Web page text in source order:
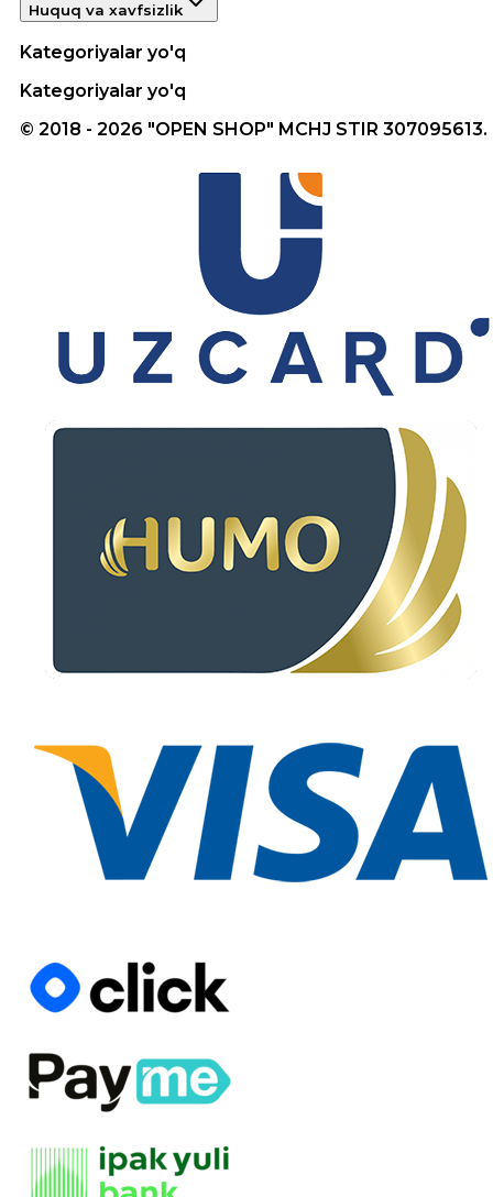
Huquq va xavfsizlik
Kategoriyalar yo'q
Kategoriyalar yo'q
© 2018 - 2026 "OPEN SHOP" MCHJ STIR 307095613.